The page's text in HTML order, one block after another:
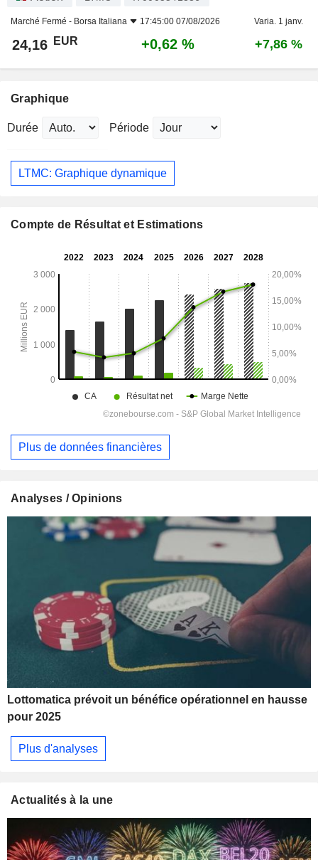
Marché Fermé - Borsa Italiana 17:45:00 07/08/2026 Varia. 1 janv.
24,16 EUR +0,62 % +7,86 %
Graphique
Durée Période
LTMC: Graphique dynamique
Compte de Résultat et Estimations
Plus de données financières
Analyses / Opinions
Lottomatica prévoit un bénéfice opérationnel en hausse
pour 2025
Plus d'analyses
Actualités à la une